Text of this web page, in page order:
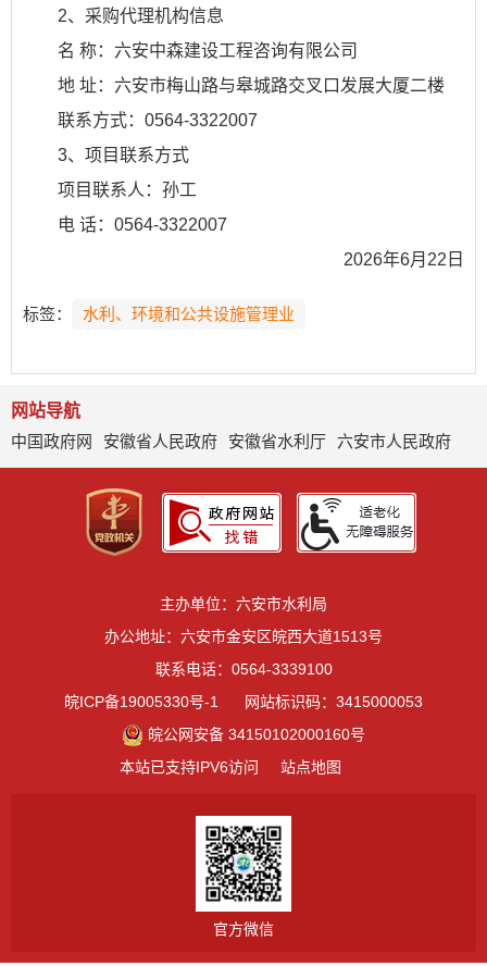
2、采购代理机构信息
名 称：六安中森建设工程咨询有限公司
地 址：六安市梅山路与皋城路交叉口发展大厦二楼
联系方式：0564-3322007
3、项目联系方式
项目联系人：孙工
电 话：0564-3322007
2026年6月22日
标签： 水利、环境和公共设施管理业
网站导航
中国政府网
安徽省人民政府 安徽省水利厅 六安市人民政府
主办单位：六安市水利局
办公地址：六安市金安区皖西大道1513号
联系电话：0564-3339100
皖ICP备19005330号-1
网站标识码：3415000053
皖公网安备 34150102000160号
本站已支持IPV6访问
站点地图
官方微信